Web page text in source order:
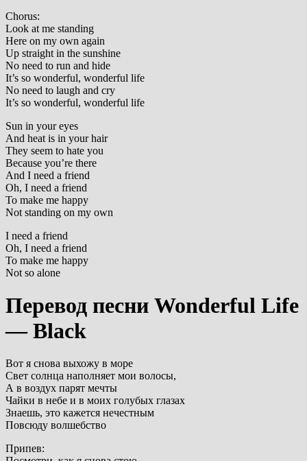
Chorus:
Look at me standing
Here on my own again
Up straight in the sunshine
No need to run and hide
It’s so wonderful, wonderful life
No need to laugh and cry
It’s so wonderful, wonderful life
Sun in your eyes
And heat is in your hair
They seem to hate you
Because you’re there
And I need a friend
Oh, I need a friend
To make me happy
Not standing on my own
I need a friend
Oh, I need a friend
To make me happy
Not so alone
Перевод песни Wonderful Life
— Black
Вот я снова выхожу в море
Свет солнца наполняет мои волосы,
А в воздух парят мечты
Чайки в небе и в моих голубых глазах
Знаешь, это кажется нечестным
Повсюду волшебство
Припев: